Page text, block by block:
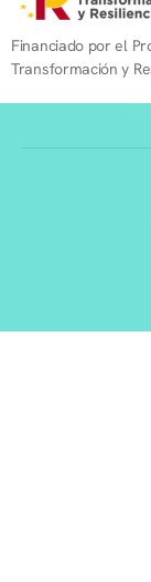
Financiado por el
Transformación y